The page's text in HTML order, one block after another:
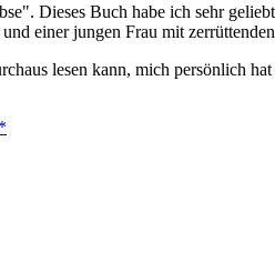
Dieses Buch habe ich sehr
einer jungen Frau mit
lesen kann, mich persönlich